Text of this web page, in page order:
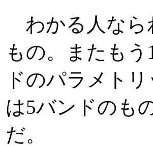
わかる人なら
もの。またも
ドのパラメト
は5バンドのも
だ。